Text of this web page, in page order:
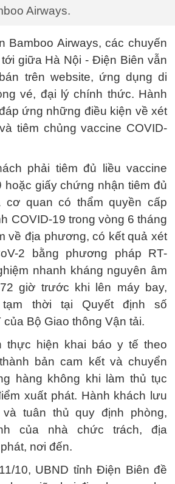
Airways.
Bamboo Airways, các chuyến
giữa Hà Nội - Điện Biên vẫn
trên website, ứng dụng di
vé, đại lý chính thức. Hành
ứng những điều kiện về xét
tiêm chủng vaccine COVID-
phải tiêm đủ liều vaccine
hoặc giấy chứng nhận tiêm đủ
cơ quan có thẩm quyền cấp
COVID-19 trong vòng 6 tháng
về địa phương, có kết quả xét
2 bằng phương pháp RT-
nhanh kháng nguyên âm
giờ trước khi lên máy bay,
thời tại Quyết định số
Bộ Giao thông Vận tải.
thực hiện khai báo y tế theo
bản cam kết và chuyển
hàng không khi làm thủ tục
xuất phát. Hành khách lưu
tuân thủ quy định phòng,
của nhà chức trách, địa
nơi đến.
10, UBND tỉnh Điện Biên đề